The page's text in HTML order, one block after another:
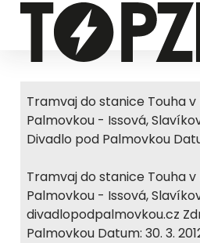
Tramvaj do stanice Touha
Palmovkou - Issová,
Divadlo pod Palmovkou
Tramvaj do stanice Touha
Palmovkou - Issová,
divadlopodpalmovkou.cz
Palmovkou Datum: 30. 3.